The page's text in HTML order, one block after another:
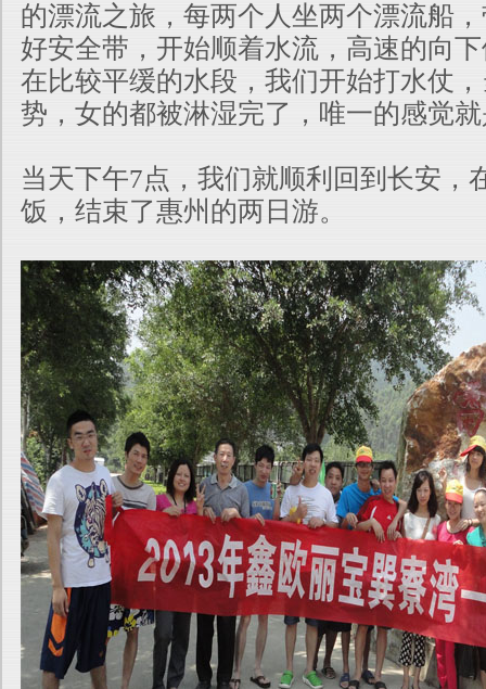
的漂流之旅，每两个人坐两个漂流船
好安全带，开始顺着水流，高速的向
在比较平缓的水段，我们开始打水仗
势，女的都被淋湿完了，唯一的感觉
当天下午7点，我们就顺利回到长安，
饭，结束了惠州的两日游。